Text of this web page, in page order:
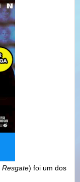
Resgate) foi um dos